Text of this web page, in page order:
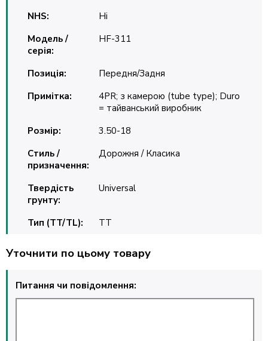
NHS:
Ні
Модель /
серія:
HF-311
Позиція:
Передня/Задня
Примітка:
4PR; з камерою (tube type); Duro
= тайванський виробник
Розмір:
3.50-18
Стиль /
призначення:
Дорожня / Класика
Твердість
грунту:
Universal
Тип (TT/TL): TT
Уточнити по цьому товару
Питання чи повідомлення: